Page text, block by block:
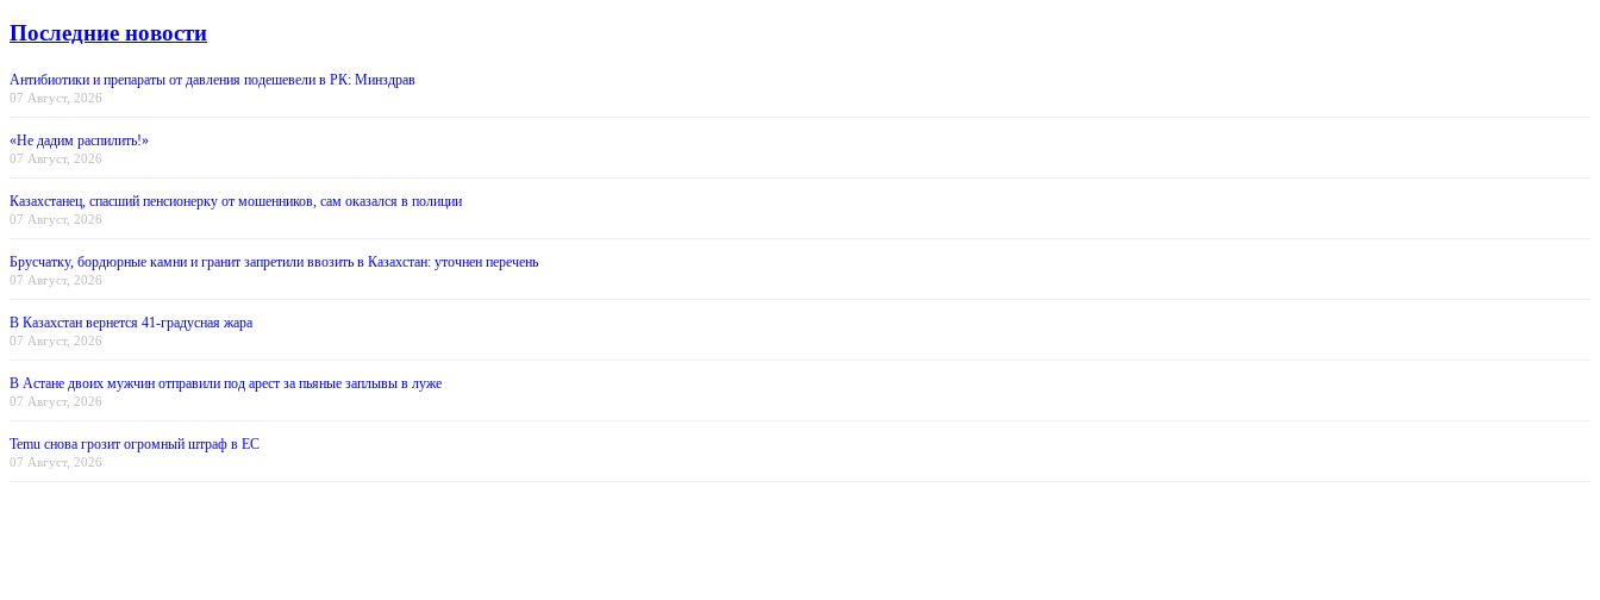
Последние новости
Антибиотики и препараты от давления подешевели в РК: Минздрав
07 Август, 2026
«Не дадим распилить!»
07 Август, 2026
Казахстанец, спасший пенсионерку от мошенников, сам оказался в полиции
07 Август, 2026
Брусчатку, бордюрные камни и гранит запретили ввозить в Казахстан: уточнен перечень
07 Август, 2026
В Казахстан вернется 41-градусная жара
07 Август, 2026
В Астане двоих мужчин отправили под арест за пьяные заплывы в луже
07 Август, 2026
Temu снова грозит огромный штраф в ЕС
07 Август, 2026